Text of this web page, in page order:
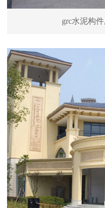
grc水泥构